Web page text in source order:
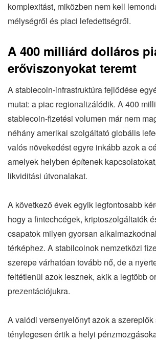
komplexitást, miközben nem kell
mélységről és piaci lefedettségről.
A 400 milliárd dolláros
erőviszonyokat teremt
A stablecoin-infrastruktúra fejlődése
mutat: a piac regionalizálódik. A 400
stablecoin-fizetési volumen már nem
néhány amerikai szolgáltató globális
valós növekedést egyre inkább azok a
amelyek helyben építenek
likviditási útvonalakat.
A következő évek egyik legfontosabb
hogy a fintechcégek, kriptoszolgáltatók
csapatok milyen gyorsan
térképhez. A stabilcoinok nemzetközi
szerepe várhatóan tovább nő, de a
feltétlenül azok lesznek, akik a legtöbb
prezentációjukra.
A valódi versenyelőnyt azok a
ténylegesen értik a helyi